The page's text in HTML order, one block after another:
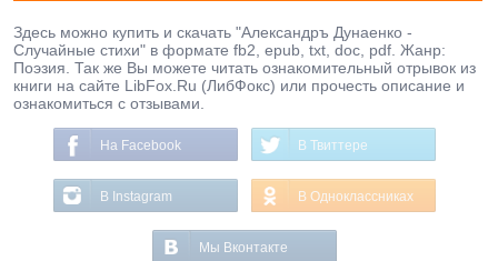
Здесь можно купить и скачать "Александръ Дунаенко -
Случайные стихи" в формате fb2, epub, txt, doc, pdf. Жанр:
Поэзия. Так же Вы можете читать ознакомительный отрывок из
книги на сайте LibFox.Ru (ЛибФокс) или прочесть описание и
ознакомиться с отзывами.
На Facebook В Твиттере
В Instagram В Одноклассниках
Мы Вконтакте